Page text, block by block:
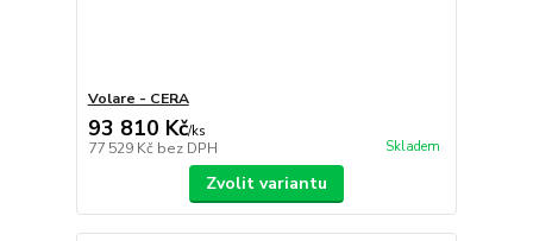
Volare - CERA
93 810 Kč/ks
77 529 Kč bez DPH Skladem
Zvolit variantu